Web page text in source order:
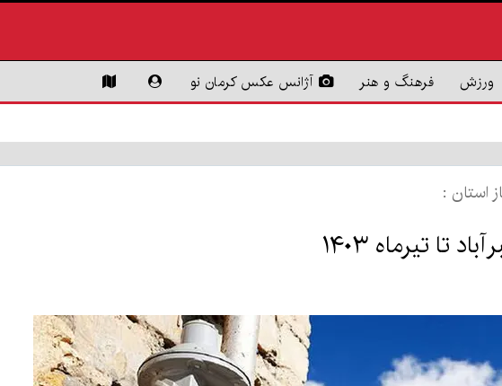
ورزش فرهنگ و هنر آژانس عکس کرمان نو
استان :
تا تیرماه ۱۴۰۳